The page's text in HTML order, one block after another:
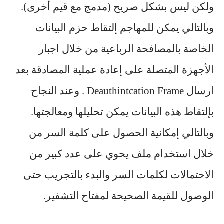
ولكن ليس بشكل صريح (مدمج مع قيم أخرى).
وبالتالي يمكن للمهاجم إلتقاط حزم البيانات
الخاصة بالمصافحة الرباعية من خلال اجبار
الأجهزة المتصلة على إعادة عملية المصادقة بعد
ارسال Deauthintcation Frame . وعند النجاح
بإلتقاط هذه البيانات يمكن تحليلها ومعالجتها.
وبالتالي إمكانية الحصول على كلمة السر من
خلال استخدام ملف يحوي على عدد كبير من
الاحتمالات لكلمات السر والبدء بالتجريب حتى
الوصول للقيمة الصحيحة لمفتاح التشفير.